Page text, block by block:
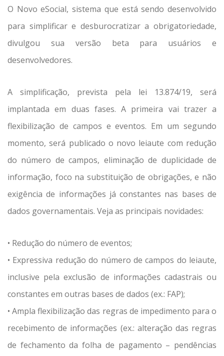
O Novo eSocial, sistema que está sendo desenvolvido
para simplificar e desburocratizar a obrigatoriedade,
divulgou sua versão beta para usuários e
desenvolvedores.
A simplificação, prevista pela lei 13.874/19, será
implantada em duas fases. A primeira vai trazer a
flexibilização de campos e eventos. Em um segundo
momento, será publicado o novo leiaute com redução
do número de campos, eliminação de duplicidade de
informação, foco na substituição de obrigações, e não
exigência de informações já constantes nas bases de
dados governamentais. Veja as principais novidades:
• Redução do número de eventos;
• Expressiva redução do número de campos do leiaute,
inclusive pela exclusão de informações cadastrais ou
constantes em outras bases de dados (ex.: FAP);
• Ampla flexibilização das regras de impedimento para o
recebimento de informações (ex.: alteração das regras
de fechamento da folha de pagamento – pendências